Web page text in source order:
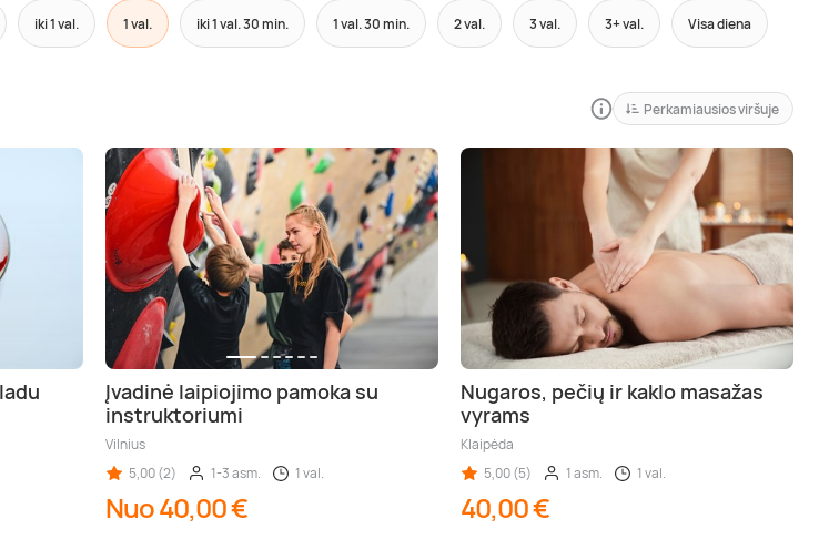
iki 1 val. 1 val. iki 1 val. 30 min. 1 val. 30 min. 2 val. 3 val. 3+ val. Visa diena
Perkamiausios viršuje
Įvadinė laipiojimo pamoka su
instruktoriumi
Vilnius
5,00 (2)
1-3 asm. 1 val.
Nuo 40,00 €
Nugaros, pečių ir kaklo masažas
vyrams
Klaipėda
5,00 (5)
1 asm. 1 val.
40,00 €